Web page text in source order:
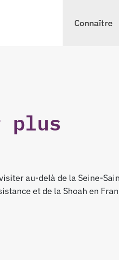
Connaître
plus
au-delà de la Seine-
et de la Shoah en